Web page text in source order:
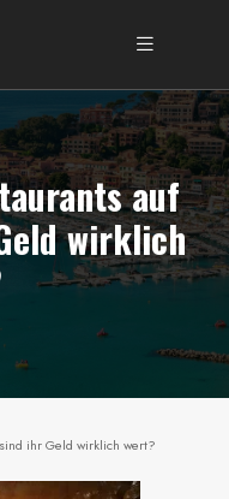
auf
wirklich
ihr Geld wirklich wert?